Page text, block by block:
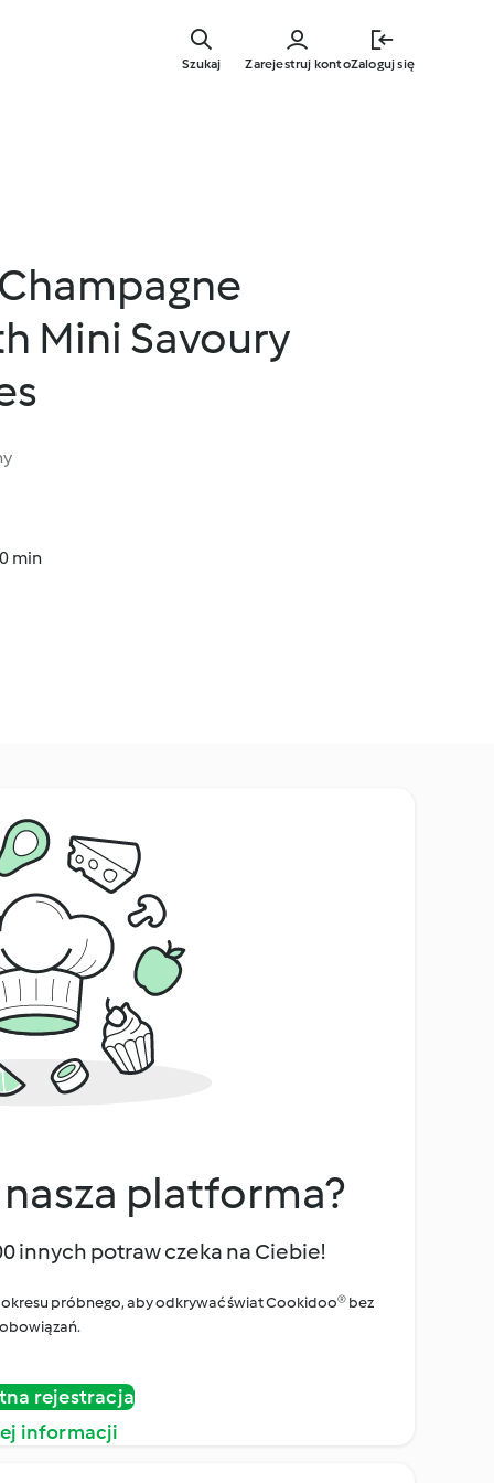
głównej
Zarejestruj kontoZaloguj się
Szukaj
Mini Savoury
min
platforma?
innych potraw czeka na Ciebie!
próbnego, aby odkrywać świat Cookidoo® bez
rejestracja
informacji